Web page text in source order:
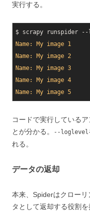
実行する。
Name: My image 1
Name: My image 2
Name: My image 3
Name: My image 4
Name: My image 5
コードで実行している
とが分かる。
--loglevel
れる。
データの返却
本来、Spiderはクロー
タとして返却する役割を